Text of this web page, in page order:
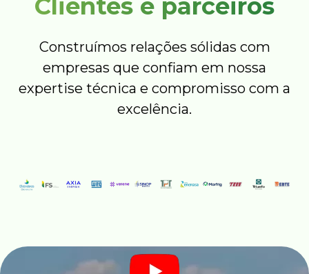
Clientes e parceiros
Construímos relações sólidas com
empresas que confiam em nossa
expertise técnica e compromisso com a
excelência.